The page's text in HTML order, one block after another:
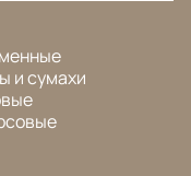
и сумахи